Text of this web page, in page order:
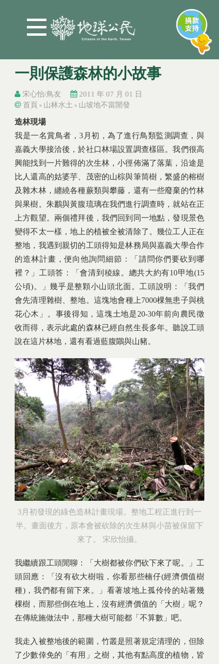
一則保護森林的小故事
宋心怡/鳥友 2011 年 07 月 01 日
您在這裡
首頁 » 山林水土 » 山坡地不當開發
您在這裡
造林現場
我是一名賞鳥者，3月初，為了進行鳥類監測調查，與
嘉義大學接洽後，於社口林場設置調查樣區。我們很高
興能找到一片難得的次生林，小徑佈滿了落葉，沿途是
比人還高的姑婆芋、茂密的山棕與筆筒樹，繁盛的榕樹
及雜木林，纏繞各種蕨類與攀藤，還有一些廢棄的竹林
與果樹。朱鸝與黃腹琉璃在我們進行調查時，就站在正
上方觀望。兩個禮拜後，我們回到同一地點，發現景色
變得不太一樣，地上的植被全被清除了。幾位工人正在
整地，我遇到親切的工頭得知是林務局與嘉義大學合作
的造林計畫，便向他詢問細節：「請問你們要砍到哪
裡？」工頭答：「會清到稜線。總共大約有10甲地(15
公頃)。」幾乎是整顆小山頭北面。工頭說明：「我們
會先清理雜樹、整地。這塊地會種上7000棵無患子與桃
花心木」。事後得知，這塊土地是20-30年前向農民徵
收而得，表示此處的森林已經自然生長多年。聽說工頭
說在這片林地，還有看過藍腹鷳與山豬。
3月初發現的綠色造林計畫現場。整地工程正進行到一
半。畫面後方，原本會被砍除的次生林與小苗被保留下
來了。 宋欣怡攝。
我繼續跟工頭閒聊：「大樹都被你們砍下來了呢。」工
頭回應：「沒有砍大樹啦，你看那些楠仔(經濟價值樹
種)，我們都有留下來。」看著坡地上孤伶伶的站著幾
棵樹，而那些倒在地上，沒有經濟價值的「大樹」呢？
在傳統施做法中，那種大樹可能都「不算數」吧。
我走入被整地後的範圍，竹叢是照著規定清理的，但除
了少數倖免的「有用」之樹，其他有點高度的植物，皆